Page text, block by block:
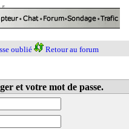
oublié Retour au forum
et votre mot de passe.